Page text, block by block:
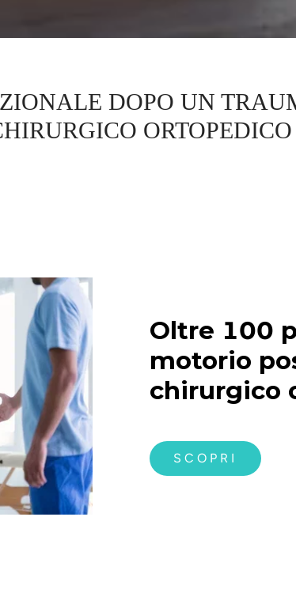
DOPO UN
ORTOPEDICO
Oltre 100
motorio
chirurgico
SCOPRI